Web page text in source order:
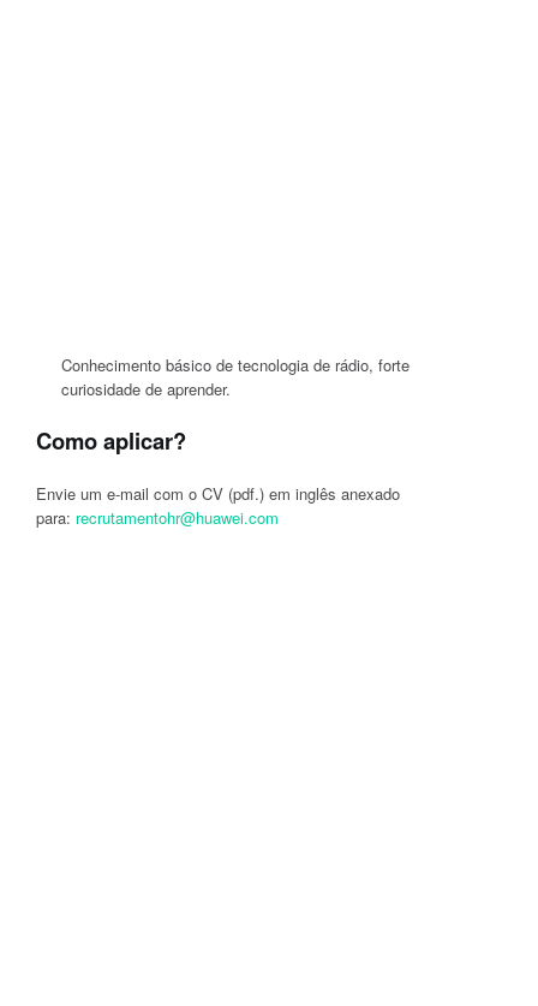
Conhecimento básico de tecnologia de rádio, forte
curiosidade de aprender.
Como aplicar?
Envie um e-mail com o CV (pdf.) em inglês anexado
para: recrutamentohr@huawei.com